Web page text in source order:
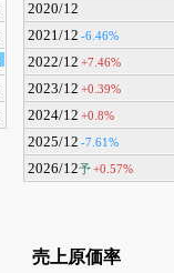
2020/12
2021/12 -6.46%
2022/12 +7.46%
2023/12 +0.39%
2024/12 +0.8%
2025/12 -7.61%
2026/12予+0.57%
売上原価率